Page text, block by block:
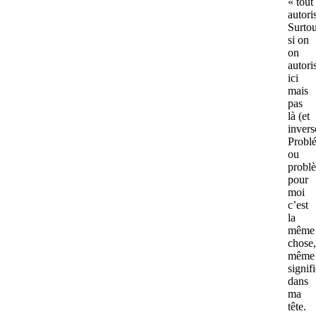
si on
on
ici
mais
pas
là (et
ou
pour
moi
c’est
la
même
chose,
même
dans
ma
tête.